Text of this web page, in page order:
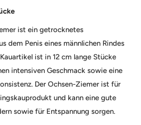
ist ein getrocknetes
dem Penis eines männlichen Rindes
ist in 12 cm lange Stücke
intensiven Geschmack sowie eine
Der Ochsen-Ziemer ist für
und kann eine gute
sowie für Entspannung sorgen.